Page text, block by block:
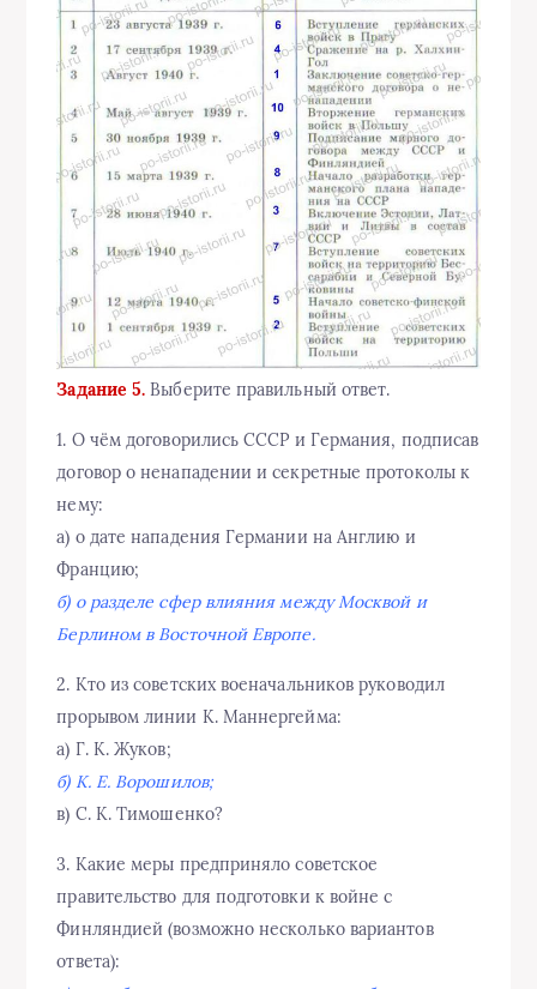
Задание 5. Выберите правильный ответ.
1. О чём договорились СССР и Германия, подписав
договор о ненападении и секретные протоколы к
нему:
а) о дате нападения Германии на Англию и
Францию;
б) о разделе сфер влияния между Москвой и
Берлином в Восточной Европе.
2. Кто из советских военачальников руководил
прорывом линии К. Маннергейма:
а) Г. К. Жуков;
б) К. Е. Ворошилов;
в) С. К. Тимошенко?
3. Какие меры предприняло советское
правительство для подготовки к войне с
Финляндией (возможно несколько вариантов
ответа):